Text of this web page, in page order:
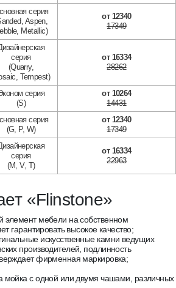
серия
Aspen,
Metallic)
от 12340
17349
серия
(Quarry,
Tempest)
от 16334
28262
серия
(S)
от 10264
14431
серия
(G, P, W)
от 12340
17349
серия
(M, V, T)
от 16334
22963
«Flinstone»
элемент мебели на собственном
гарантировать высокое качество;
искусственные камни ведущих
производителей, подлинность
фирменная маркировка;
мойка с одной или двумя чашами, различных